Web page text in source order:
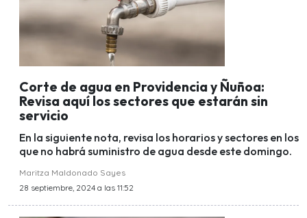
Corte de agua en Providencia y Ñuñoa:
Revisa aquí los sectores que estarán sin
servicio
En la siguiente nota, revisa los horarios y sectores en los
que no habrá suministro de agua desde este domingo.
Maritza Maldonado Sayes
28 septiembre, 2024 a las 11:52